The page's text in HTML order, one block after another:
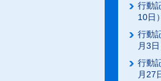
行動
10日）
行動
月3日
行動
月27